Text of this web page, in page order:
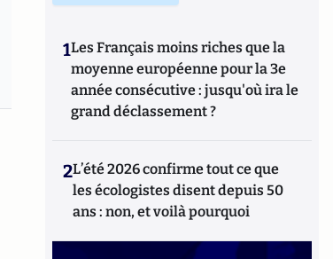
1Les Français moins riches que la
moyenne européenne pour la 3e
année consécutive : jusqu'où ira le
grand déclassement ?
2L’été 2026 confirme tout ce que
les écologistes disent depuis 50
ans : non, et voilà pourquoi